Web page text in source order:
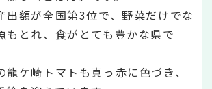
出額が全国第3位で、野菜だけでな
もとれ、食がとても豊かな県で
ケ崎トマトも真っ赤に色づき、